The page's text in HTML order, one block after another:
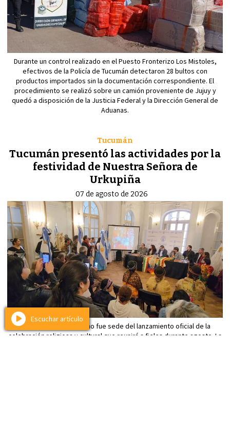
Durante un control realizado en el Puesto Fronterizo Los Mistoles,
efectivos de la Policía de Tucumán detectaron 28 bultos con
productos importados sin la documentación correspondiente. El
procedimiento se realizó sobre un camión proveniente de Jujuy y
quedó a disposición de la Justicia Federal y la Dirección General de
Aduanas.
Tucumán presentó las actividades por la
festividad de Nuestra Señora de
Urkupiña
Tucumán
07 de agosto de 2026
El Ente Tucumán Turismo fue sede del lanzamiento oficial de la
celebración religiosa y cultural que reunirá a fieles durante agosto. La
Escuchar artículo